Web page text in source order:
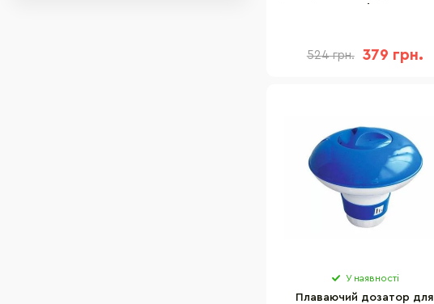
524 грн. 379 грн.
У наявності
Плаваючий дозатор для